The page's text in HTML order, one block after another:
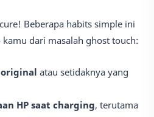
Beberapa habits simple ini
dari masalah ghost touch:
atau setidaknya yang
HP saat charging, terutama